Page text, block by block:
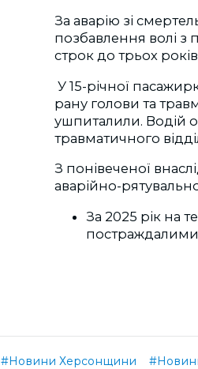
За аварію зі
позбавлення волі
строк до трьох
У 15-річної
рану голови та
ушпиталили. Водій
травматичного
З понівеченої
аварійно-
За 2025 рік на
постраждалими,
#Новини Херсонщини